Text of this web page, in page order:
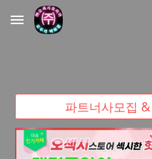
Skip to main content
파트너사모집